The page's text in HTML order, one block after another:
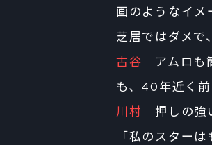
画のようなイメ
芝居ではダメで
古谷 アムロも
も、40年近く
川村
押しの強
「私のスター